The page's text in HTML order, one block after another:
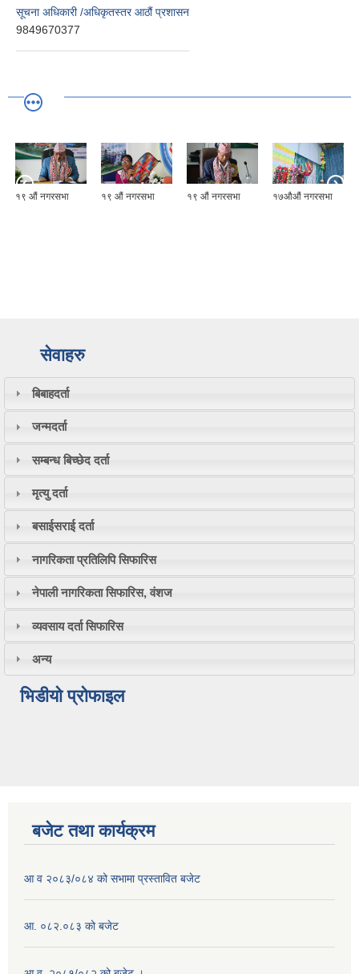
सूचना अधिकारी /अधिकृतस्तर आठौं प्रशासन
9849670377
१९ औं नगरसभा १९ औं नगरसभा १९ औं नगरसभा १७औऔं नगरसभा
सेवाहरु
बिबाहदर्ता
जन्मदर्ता
सम्बन्ध बिच्छेद दर्ता
मृत्यु दर्ता
बसाईसराई दर्ता
नागरिकता प्रतिलिपि सिफारिस
नेपाली नागरिकता सिफारिस, वंशज
व्यवसाय दर्ता सिफारिस
अन्य
भिडीयो प्रोफाइल
बजेट तथा कार्यक्रम
आ व २०८३/०८४ को सभामा प्रस्तावित बजेट
आ. ०८२.०८३ को बजेट